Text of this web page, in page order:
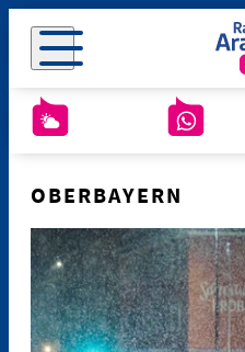
OBERBAYERN